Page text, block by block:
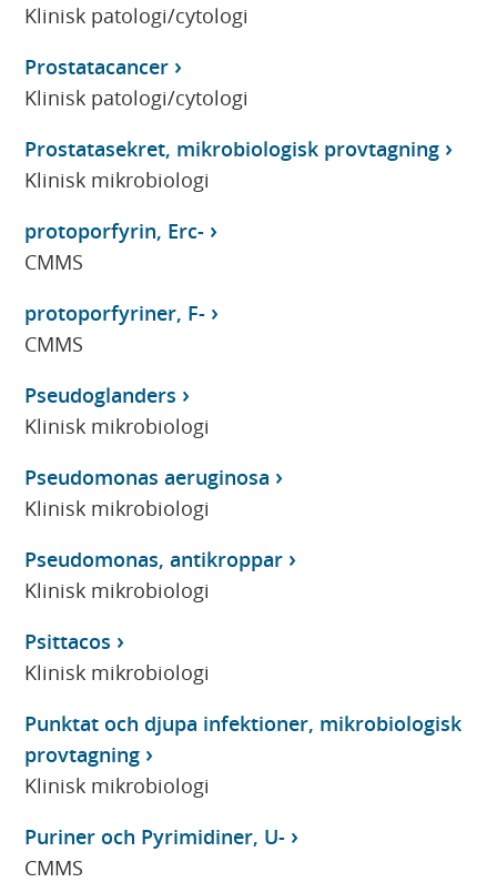
Klinisk patologi/cytologi
Prostatacancer
Klinisk patologi/cytologi
Prostatasekret, mikrobiologisk provtagning
Klinisk mikrobiologi
protoporfyrin, Erc-
CMMS
protoporfyriner, F-
CMMS
Pseudoglanders
Klinisk mikrobiologi
Pseudomonas aeruginosa
Klinisk mikrobiologi
Pseudomonas, antikroppar
Klinisk mikrobiologi
Psittacos
Klinisk mikrobiologi
Punktat och djupa infektioner, mikrobiologisk
provtagning
Klinisk mikrobiologi
Puriner och Pyrimidiner, U-
CMMS